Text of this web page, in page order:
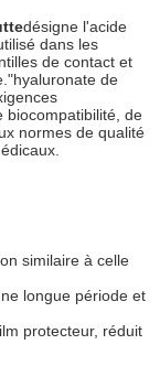
désigne l'acide
dans les
de contact et
de
biocompatibilité, de
normes de qualité
similaire à celle
longue période et
protecteur, réduit